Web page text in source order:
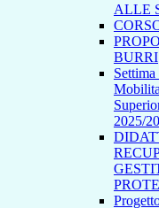
ALLE
BURRI
2025/